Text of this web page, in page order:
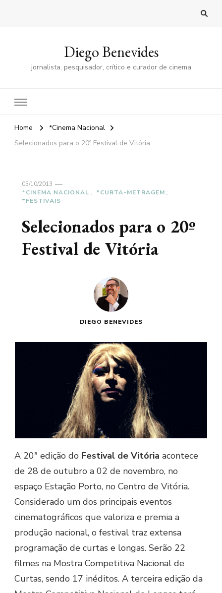
Diego Benevides
jornalista, pesquisador, crítico e curador de cinema
Home
*Cinema Nacional
Selecionados para o 20º Festival de Vitória
03/10/2013
*CINEMA NACIONAL
*CURTA-METRAGEM
*FESTIVAIS
Selecionados para o 20º
Festival de Vitória
DIEGO BENEVIDES
A 20ª edição do Festival de Vitória acontece
de 28 de outubro a 02 de novembro, no
espaço Estação Porto, no Centro de Vitória.
Considerado um dos principais eventos
cinematográficos que valoriza e premia a
produção nacional, o festival traz extensa
programação de curtas e longas. Serão 22
filmes na Mostra Competitiva Nacional de
Curtas, sendo 17 inéditos. A terceira edição da